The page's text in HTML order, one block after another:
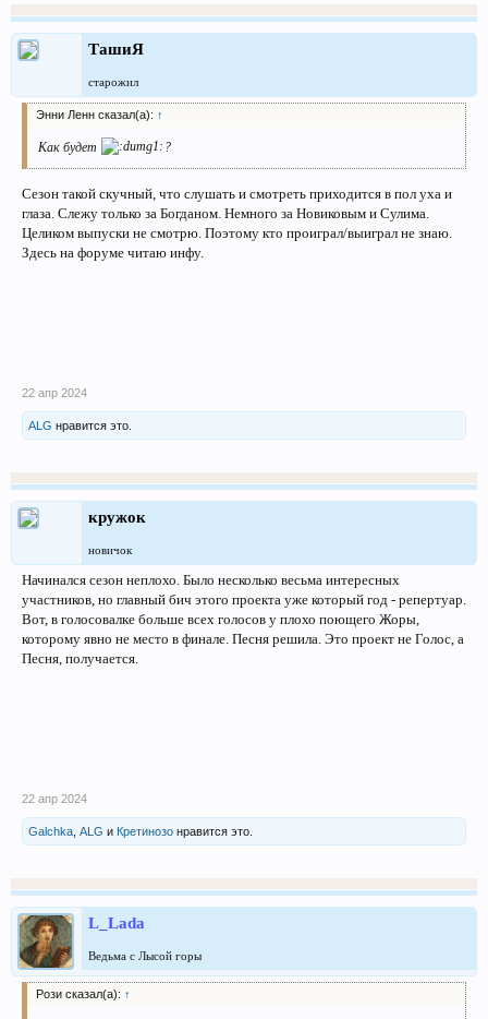
ТашиЯ
старожил
Энни Ленн сказал(а): ↑
Как будет ?
Сезон такой скучный, что слушать и смотреть приходится в пол уха и
глаза. Слежу только за Богданом. Немного за Новиковым и Сулима.
Целиком выпуски не смотрю. Поэтому кто проиграл/выиграл не знаю.
Здесь на форуме читаю инфу.
22 апр 2024
ALG нравится это.
кружок
новичок
Начинался сезон неплохо. Было несколько весьма интересных
участников, но главный бич этого проекта уже который год - репертуар.
Вот, в голосовалке больше всех голосов у плохо поющего Жоры,
которому явно не место в финале. Песня решила. Это проект не Голос, а
Песня, получается.
22 апр 2024
Galchka ALG и Кретинозо нравится это.
L_Lada
Ведьма с Лысой горы
Рози сказал(а): ↑